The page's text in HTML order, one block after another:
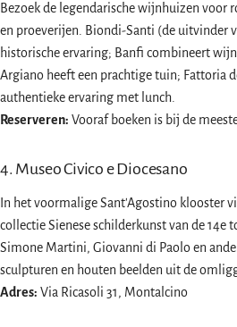
Bezoek de legendarische wijnhuizen voor
en proeverijen. Biondi-Santi (de uitvinder
historische ervaring; Banfi combineert
Argiano heeft een prachtige tuin; Fattoria
authentieke ervaring met lunch.
Reserveren: Vooraf boeken is bij de
4. Museo Civico e Diocesano
In het voormalige Sant'Agostino klooster
collectie Sienese schilderkunst van de 14e
Simone Martini, Giovanni di Paolo en
sculpturen en houten beelden uit de
Adres: Via Ricasoli 31, Montalcino